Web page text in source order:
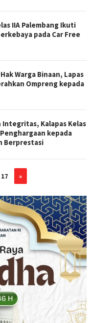
IIA Palembang Ikuti
pada Car Free
Warga Binaan, Lapas
Ompreng kepada
Integritas, Kalapas Kelas
kepada
Berprestasi
17 »